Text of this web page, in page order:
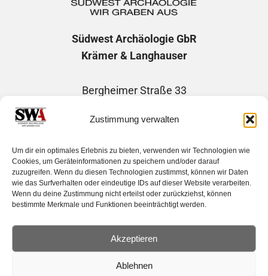
Zustimmung verwalten
Um dir ein optimales Erlebnis zu bieten, verwenden wir Technologien wie
Cookies, um Geräteinformationen zu speichern und/oder darauf
zuzugreifen. Wenn du diesen Technologien zustimmst, können wir Daten
wie das Surfverhalten oder eindeutige IDs auf dieser Website verarbeiten.
Wenn du deine Zustimmung nicht erteilst oder zurückziehst, können
bestimmte Merkmale und Funktionen beeinträchtigt werden.
Akzeptieren
Ablehnen
Südwest Archäologie GbR
Krämer & Langhauser
Bergheimer Straße 33
E-Mail: info@suedwest-archaeologie.de
Impressum|Datenschutzerklärung
Haftungsausschluss |Cockie-Richtlinie
Mitgliederbereich | Member´s area